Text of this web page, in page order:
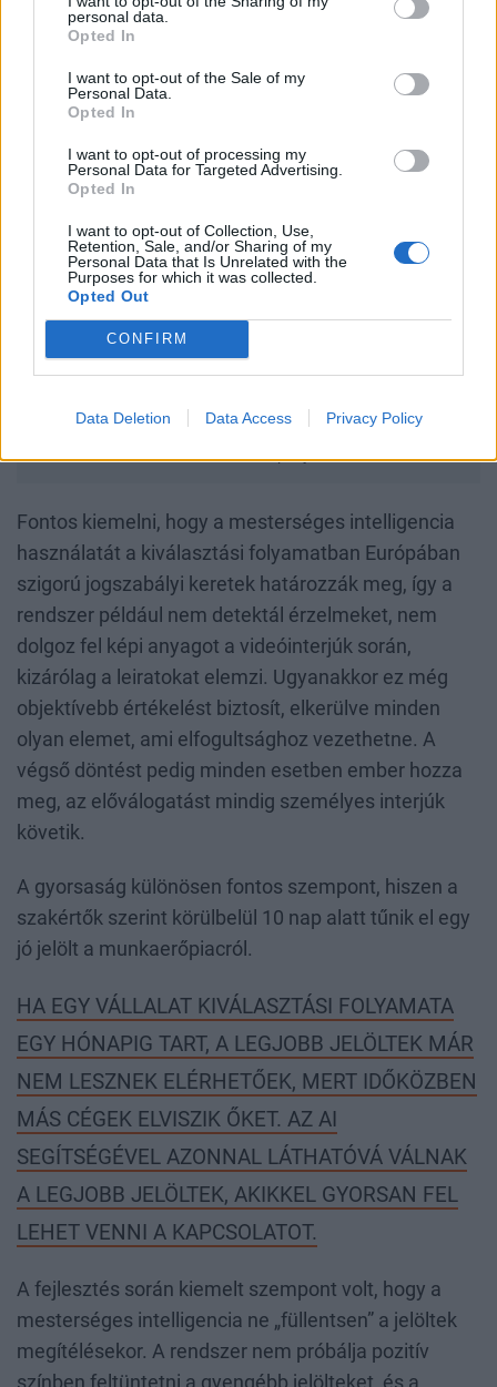
personal data.
Opted In
I want to opt-out of the Sale of my
Personal Data.
Opted In
I want to opt-out of processing my
Personal Data for Targeted Advertising.
Opted In
I want to opt-out of Collection, Use,
Retention, Sale, and/or Sharing of my
Personal Data that Is Unrelated with the
Purposes for which it was collected.
Opted Out
CONFIRM
Data Deletion Data Access Privacy Policy
– tette hozzá
ügyvezetői feladatokat is ellát.
Fontos kiemelni, hogy a mesterséges intelligencia
használatát a kiválasztási folyamatban Európában
szigorú jogszabályi keretek határozzák meg, így a
rendszer például nem detektál érzelmeket, nem
dolgoz fel képi anyagot a videóinterjúk során,
kizárólag a leiratokat elemzi. Ugyanakkor ez még
objektívebb értékelést biztosít, elkerülve minden
olyan elemet, ami elfogultsághoz vezethetne. A
végső döntést pedig minden esetben ember hozza
meg, az előválogatást mindig személyes interjúk
követik.
A gyorsaság különösen fontos szempont, hiszen a
szakértők szerint körülbelül 10 nap alatt tűnik el egy
jó jelölt a munkaerőpiacról.
HA EGY VÁLLALAT KIVÁLASZTÁSI FOLYAMATA
EGY HÓNAPIG TART, A LEGJOBB JELÖLTEK MÁR
NEM LESZNEK ELÉRHETŐEK, MERT IDŐKÖZBEN
MÁS CÉGEK ELVISZIK ŐKET. AZ AI
SEGÍTSÉGÉVEL AZONNAL LÁTHATÓVÁ VÁLNAK
A LEGJOBB JELÖLTEK, AKIKKEL GYORSAN FEL
LEHET VENNI A KAPCSOLATOT.
A fejlesztés során kiemelt szempont volt, hogy a
mesterséges intelligencia ne „füllentsen” a jelöltek
megítélésekor. A rendszer nem próbálja pozitív
színben feltüntetni a gyengébb jelölteket, és a